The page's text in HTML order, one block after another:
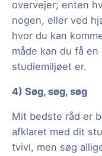
overvejer; enten
nogen, eller ved
hvor du kan
måde kan du få
studiemiljøet er.
4) Søg, søg, søg
Mit bedste råd er
afklaret med dit
tvivl, men søg